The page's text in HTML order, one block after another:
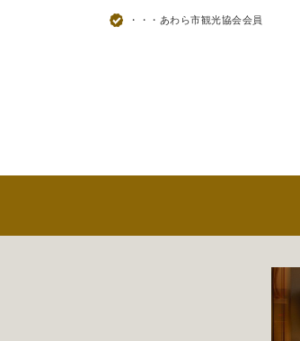
・・・あわら市観光協会会員